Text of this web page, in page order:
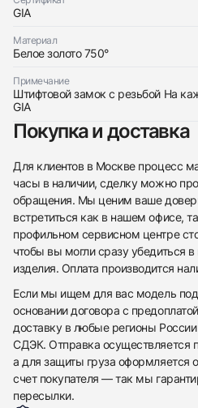
GIA
Материал
Белое золото 750°
Примечание
Штифтовой замок с резьбой На
GIA
Покупка и доставка
Для клиентов в Москве процесс
часы в наличии, сделку можно
обращения. Мы ценим ваше
встретиться как в нашем офисе,
профильном сервисном центре
чтобы вы могли сразу убедиться
изделия. Оплата производится
Если мы ищем для вас модель под
основании договора с
доставку в любые регионы
СДЭК. Отправка осуществляется
а для защиты груза оформляется
счет покупателя — так мы
пересылки.
Отправить
Приложите фото